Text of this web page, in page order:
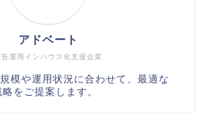
告運用インハウス化支援企業
アドベート
模や運用状況に合わせて、最適な
をご提案します。